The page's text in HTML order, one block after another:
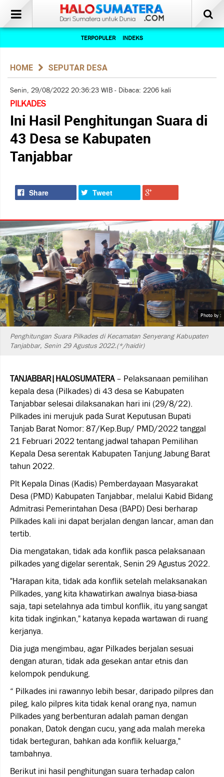
TERPOPULER INDEKS
HOME SEPUTAR DESA
Senin, 29/08/2022 20:36:23 WIB - Dibaca: 2206 kali
PILKADES
Ini Hasil Penghitungan Suara di
43 Desa se Kabupaten
Tanjabbar
Share Tweet
Photo by :
Penghitungan Suara Pilkades di Kecamatan Senyerang Kabupaten
Tanjabbar, Senin 29 Agustus 2022.(*/haidir)
TANJABBAR|HALOSUMATERA– Pelaksanaan pemilihan
kepala desa (Pilkades) di 43 desa se Kabupaten
Tanjabbar selesai dilaksanakan hari ini (29/8/22).
Pilkades ini merujuk pada Surat Keputusan Bupati
Tanjab Barat Nomor: 87/Kep.Bup/ PMD/2022 tanggal
21 Februari 2022 tentang jadwal tahapan Pemilihan
Kepala Desa serentak Kabupaten Tanjung Jabung Barat
tahun 2022.
Plt Kepala Dinas (Kadis) Pemberdayaan Masyarakat
Desa (PMD) Kabupaten Tanjabbar, melalui Kabid Bidang
Admitrasi Pemerintahan Desa (BAPD) Desi berharap
Pilkades kali ini dapat berjalan dengan lancar, aman dan
tertib.
Dia mengatakan, tidak ada konflik pasca pelaksanaan
pilkades yang digelar serentak, Senin 29 Agustus 2022.
"Harapan kita, tidak ada konflik setelah melaksanakan
Pilkades, yang kita khawatirkan awalnya biasa-biasa
saja, tapi setelahnya ada timbul konflik, itu yang sangat
kita tidak inginkan," katanya kepada wartawan di ruang
kerjanya.
Dia juga mengimbau, agar Pilkades berjalan sesuai
dengan aturan, tidak ada gesekan antar etnis dan
kelompok pendukung.
“ Pilkades ini rawannyo lebih besar, daripado pilpres dan
pileg, kalo pilpres kita tidak kenal orang nya, namun
Pilkades yang berbenturan adalah paman dengan
ponakan, Datok dengan cucu, yang ada malah mereka
tidak berteguran, bahkan ada konflik keluarga,"
tambahnya.
Berikut ini hasil penghitungan suara terhadap calon